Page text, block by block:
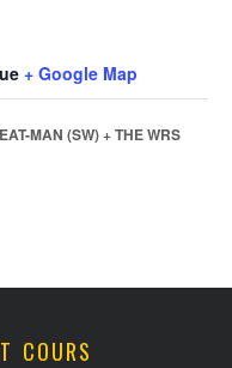
+ Google Map
MAN (SW) + THE WRS
COURS